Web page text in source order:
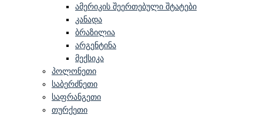
ამერიკის შეერთებული შტატები
კანადა
ბრაზილია
არგენტინა
მექსიკა
პოლონეთი
საბერძნეთი
საფრანგეთი
თურქეთი